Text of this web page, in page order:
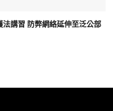
講習 防弊網絡延伸至泛公部